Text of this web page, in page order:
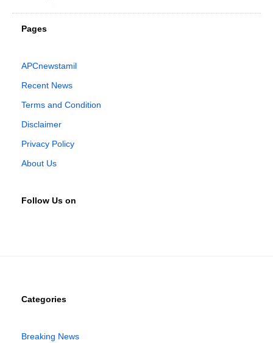
Pages
APCnewstamil
Recent News
Terms and Condition
Disclaimer
Privacy Policy
About Us
Follow Us on
Categories
Breaking News